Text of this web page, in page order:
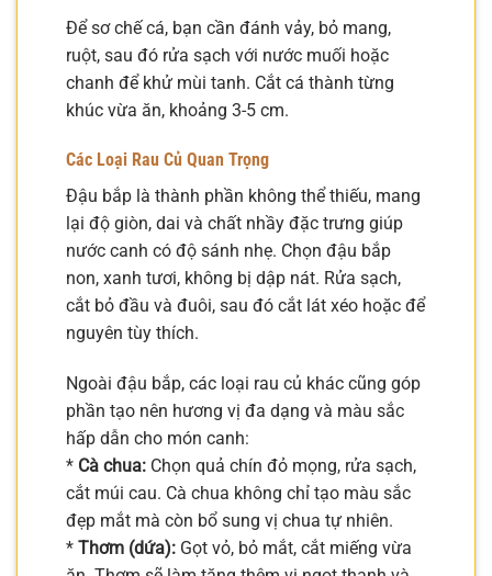
Để sơ chế cá, bạn cần đánh vảy, bỏ mang,
ruột, sau đó rửa sạch với nước muối hoặc
chanh để khử mùi tanh. Cắt cá thành từng
khúc vừa ăn, khoảng 3-5 cm.
Các Loại Rau Củ Quan Trọng
Đậu bắp là thành phần không thể thiếu, mang
lại độ giòn, dai và chất nhầy đặc trưng giúp
nước canh có độ sánh nhẹ. Chọn đậu bắp
non, xanh tươi, không bị dập nát. Rửa sạch,
cắt bỏ đầu và đuôi, sau đó cắt lát xéo hoặc để
nguyên tùy thích.
Ngoài đậu bắp, các loại rau củ khác cũng góp
phần tạo nên hương vị đa dạng và màu sắc
hấp dẫn cho món canh:
* Cà chua: Chọn quả chín đỏ mọng, rửa sạch,
cắt múi cau. Cà chua không chỉ tạo màu sắc
đẹp mắt mà còn bổ sung vị chua tự nhiên.
* Thơm (dứa): Gọt vỏ, bỏ mắt, cắt miếng vừa